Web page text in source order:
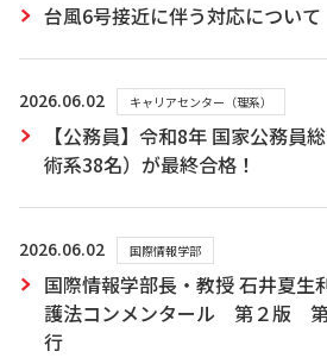
台風6号接近に伴う対応について
2026.06.02 キャリアセンター（理系）
【公務員】令和8年 国家公務員
術系38名）が最終合格！
2026.06.02 国際情報学部
国際情報学部長・教授 石井夏生
護法コンメンタール 第２版
行